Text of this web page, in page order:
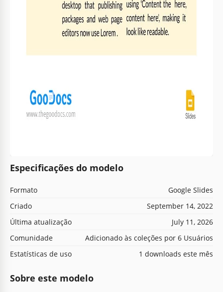
Especificações do modelo
Formato
Google Slides
Criado
September 14, 2022
Última atualização
July 11, 2026
Comunidade
Adicionado às coleções por 6 Usuários
Estatísticas de uso
1 downloads este mês
Sobre este modelo